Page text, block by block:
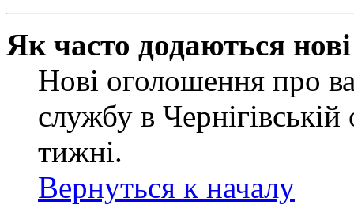
Як часто додаються
Нові оголошення про
службу в
тижні.
Вернуться к началу